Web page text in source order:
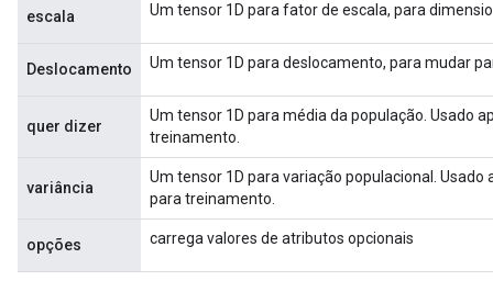
escala Um tensor 1D para fator de escala, para
Deslocamento Um tensor 1D para deslocamento, para mudar
quer dizer
Um tensor 1D para média da população. Usado
treinamento.
variância
Um tensor 1D para variação populacional.
para treinamento.
opções carrega valores de atributos opcionais